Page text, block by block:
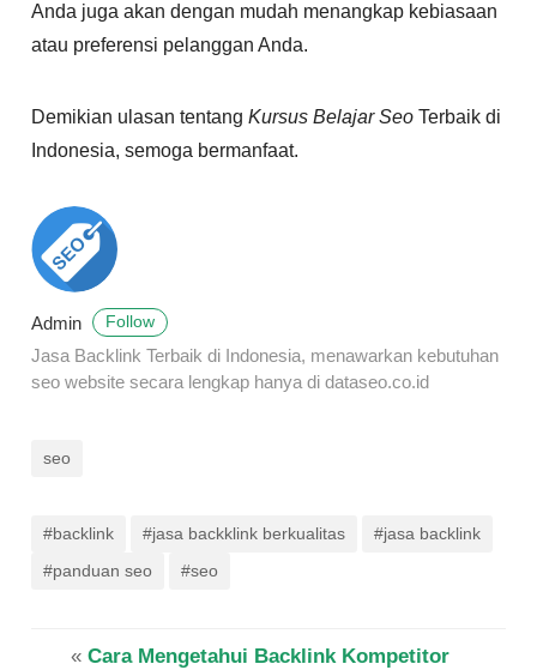
Anda juga akan dengan mudah menangkap kebiasaan
atau preferensi pelanggan Anda.
Demikian ulasan tentangKursus Belajar Seo Terbaik di
Indonesia, semoga bermanfaat.
Admin Follow
Jasa Backlink Terbaik di Indonesia, menawarkan kebutuhan
seo website secara lengkap hanya di dataseo.co.id
seo
#backlink #jasa backklink berkualitas
#jasa backlink
#panduan seo
#seo
« Cara Mengetahui Backlink Kompetitor